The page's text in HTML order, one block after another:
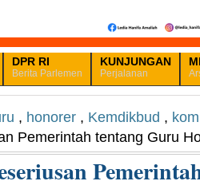
DPR RI
Berita Parlemen
KUNJUNGAN
Perjalanan
, honorer , Kemdikbud ,
Pemerintah tentang Guru